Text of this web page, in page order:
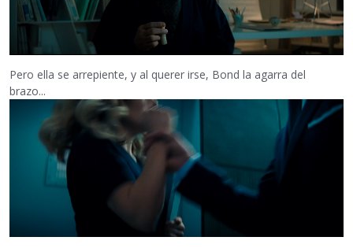
Pero ella se arrepiente, y al querer irse, Bond la agarra del
brazo...